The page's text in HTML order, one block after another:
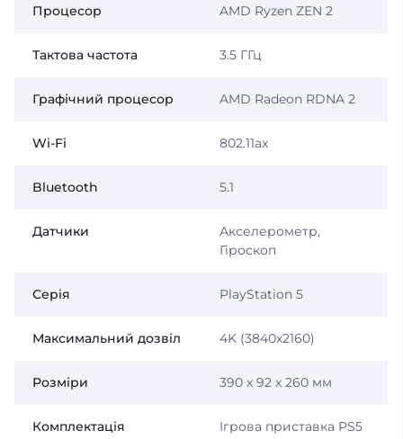
Процесор AMD Ryzen ZEN 2
Тактова частота 3.5 ГГц
Графічний процесор AMD Radeon RDNA 2
Wi-Fi 802.11ax
Bluetooth 5.1
Датчики
Акселерометр,
Гіроскоп
Серія PlayStation 5
Максимальний дозвіл 4K (3840x2160)
Розміри 390 x 92 x 260 мм
Комплектація
Ігрова приставка PS5